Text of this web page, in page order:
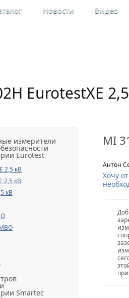
Новости Видео
EurotestXE
измерители
Eurotest
2,5 кВ
2,5 кВ
кВ
Smartec
MI
Антон
Хочу